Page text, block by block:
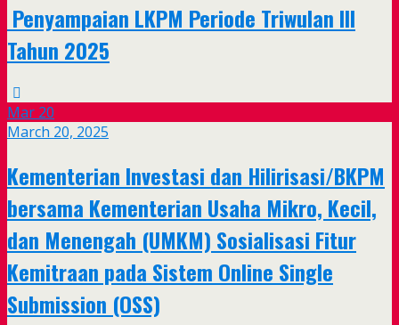
Penyampaian LKPM Periode Triwulan III
Tahun 2025
Mar 20
March 20, 2025
Kementerian Investasi dan Hilirisasi/BKPM
bersama Kementerian Usaha Mikro, Kecil,
dan Menengah (UMKM) Sosialisasi Fitur
Kemitraan pada Sistem Online Single
Submission (OSS)